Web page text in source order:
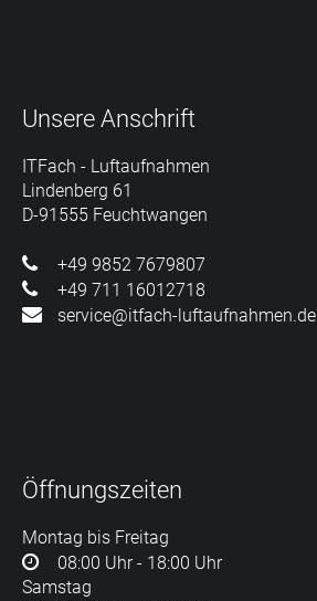
Unsere Anschrift
ITFach - Luftaufnahmen
Lindenberg 61
D-91555 Feuchtwangen
+49 9852 7679807
+49 711 16012718
service@itfach-luftaufnahmen.de
Öffnungszeiten
Montag bis Freitag
08:00 Uhr - 18:00 Uhr
Samstag